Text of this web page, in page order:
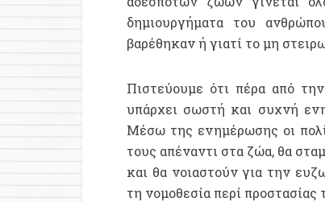
δημιουργήματα του
βαρέθηκαν ή γιατί το μη
Πιστεύουμε ότι πέρα από
υπάρχει σωστή και συχνή
Μέσω της ενημέρωσης οι
τους απέναντι στα ζώα, θα
και θα νοιαστούν για την
τη νομοθεσία περί